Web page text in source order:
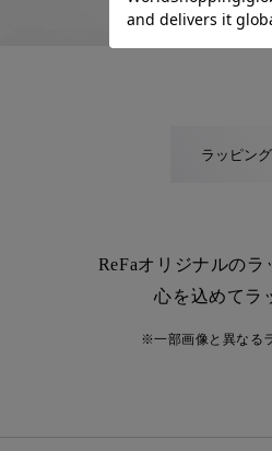
ラッピン
ReFaオリジナルのラ
心を込めてラ
※一部画像と異なる